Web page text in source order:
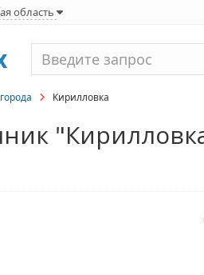
область
Кирилловка